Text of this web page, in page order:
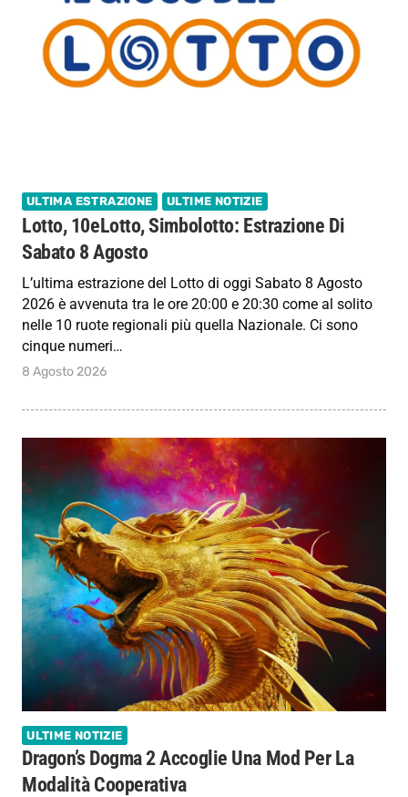
ULTIMA ESTRAZIONE ULTIME NOTIZIE
Lotto, 10eLotto, Simbolotto: Estrazione Di
Sabato 8 Agosto
L’ultima estrazione del Lotto di oggi Sabato 8 Agosto
2026 è avvenuta tra le ore 20:00 e 20:30 come al solito
nelle 10 ruote regionali più quella Nazionale. Ci sono
cinque numeri…
8 Agosto 2026
ULTIME NOTIZIE
Dragon’s Dogma 2 Accoglie Una Mod Per La
Modalità Cooperativa